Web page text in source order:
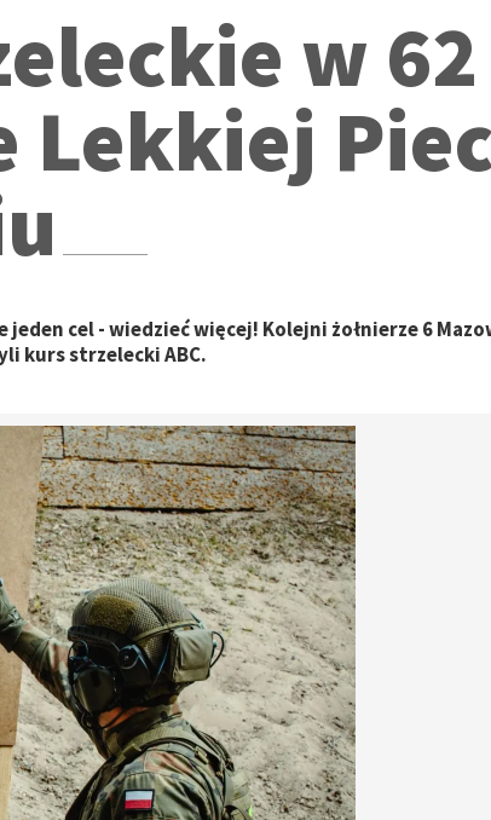
w 62
Lekkiej
cel - wiedzieć więcej! Kolejni żołnierze 6
kurs strzelecki ABC.